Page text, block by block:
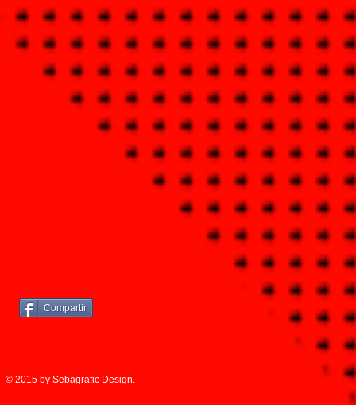
Compartir
© 2015 by Sebagrafic Design.